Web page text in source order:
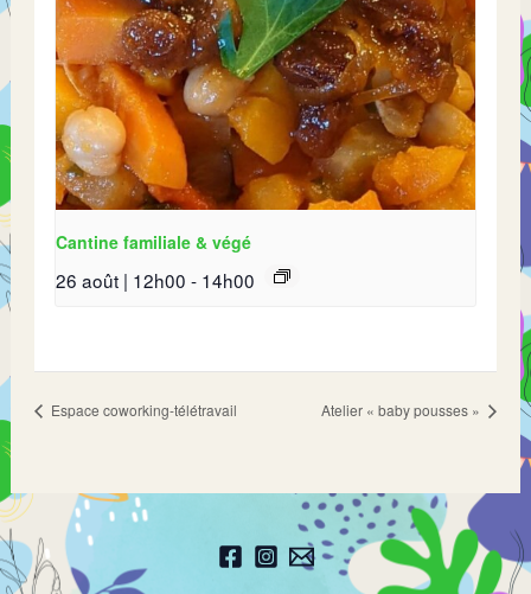
Cantine familiale & végé
26 août | 12h00 - 14h00
Espace coworking-télétravail Atelier « baby pousses »